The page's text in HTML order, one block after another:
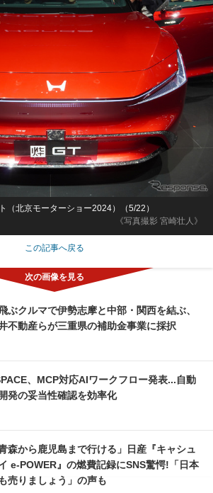
《写真撮影 宮崎壮人》
（北京モーターショー2024）（5/22）
この記事へ戻る
ぶクルマで伊勢志摩と中部・関西を結ぶ、
不動産らが三重県の補助金事業に採択
、MCP対応AIワークフロー発表...自動
発の妥当性確認を効率化
青森から鹿児島まで行ける」日産『キャシュ
e-POWER』の燃費記録にSNS驚愕!「日本
売りましょう」の声も